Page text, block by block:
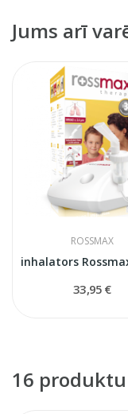
Jums arī
ROSSMAX
33,95 €
16